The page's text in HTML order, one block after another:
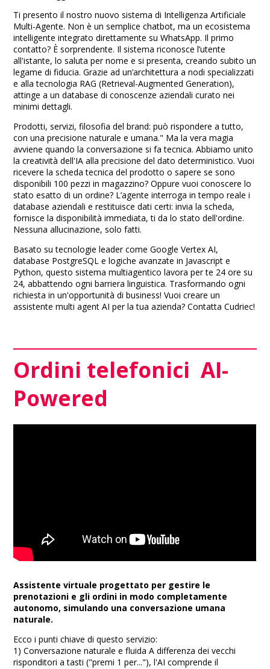
Ti presento il nostro nuovo sistema di Intelligenza Artificiale
Multi-Agente. Non è un semplice chatbot, ma un ecosistema
intelligente integrato direttamente su WhatsApp. Il primo
contatto? È sorprendente. Il sistema riconosce l’utente
all'istante, lo saluta per nome e si presenta, creando subito un
legame di fiducia. Grazie ad un’architettura a nodi specializzati
e alla tecnologia RAG (Retrieval-Augmented Generation),
attinge a un database di conoscenze aziendali curato nei
minimi dettagli.
Prodotti, servizi, filosofia del brand: può rispondere a tutto,
con una precisione naturale e umana." Ma la vera magia
avviene quando la conversazione si fa tecnica. Abbiamo unito
la creatività dell'IA alla precisione del dato deterministico. Vuoi
ricevere la scheda tecnica del prodotto o sapere se sono
disponibili 100 pezzi in magazzino? Oppure vuoi conoscere lo
stato esatto di un ordine? L’agente interroga in tempo reale i
database aziendali e restituisce dati certi: invia la scheda,
fornisce la disponibilità immediata, ti da lo stato dell'ordine.
Nessuna allucinazione, solo fatti.
Basato su tecnologie leader come Google Vertex AI,
database PostgreSQL e logiche avanzate in Javascript e
Python, questo sistema multiagentico lavora per te 24 ore su
24, abbattendo ogni barriera linguistica. Trasformando ogni
richiesta in un'opportunità di business! Vuoi creare un
assistente multi agent AI per la tua azienda? Contatta Cudriec!
Ordini telefonici AI-
Powered
Assistente virtuale progettato per gestire le
prenotazioni e gli ordini in modo completamente
autonomo, simulando una conversazione umana
naturale.
Ecco i punti chiave di questo servizio:
1) Conversazione naturale e fluida A differenza dei vecchi
risponditori a tasti ("premi 1 per..."), l'AI comprende il